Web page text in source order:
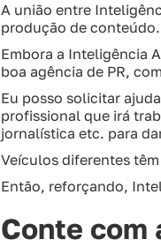
A união entre
produção de
Embora a Inteligência
boa agência de PR,
Eu posso solicitar
profissional que irá
jornalística etc. para
Veículos diferentes
Então, reforçando,
Conte com